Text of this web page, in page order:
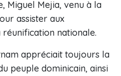
Miguel Mejia, venu à la
assister aux
nationale.
appréciait toujours la
peuple dominicain, ainsi